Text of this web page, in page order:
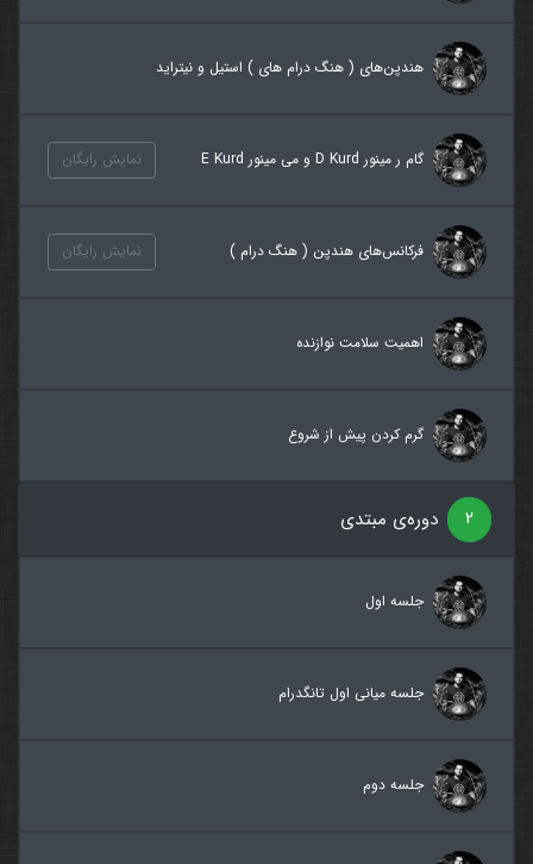
هندپن‌های ( هنگ درام های ) استیل و نیتراید
گام ر مینور D Kurd و می مینور E Kurd نمایش رایگان
فرکانس‌های هندپن ( هنگ درام ) نمایش رایگان
اهمیت سلامت نوازنده
گرم کردن پیش از شروع
۲ دوره‌ی مبتدی
جلسه اول
جلسه میانی اول تانگدرام
جلسه دوم